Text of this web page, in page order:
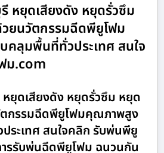
หยุดเสียงดัง หยุดรั่วซึม
ยนวัตกรรมฉีดพียูโฟม
ลุมพื้นที่ทั่วประเทศ สนใจ
ม.com
ยุดเสียงดัง หยุดรั่วซึม หยุด
กรรมฉีดพียูโฟมคุณภาพสูง
ระเทศ สนใจคลิก รับพ่นพียู
รรับพ่นฉีดพียูโฟม ฉนวนกัน